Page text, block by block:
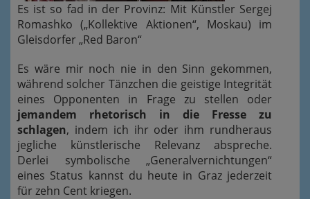
Es ist so fad in der Provinz: Mit Künstler Sergej
Romashko („Kollektive Aktionen“, Moskau) im
Gleisdorfer „Red Baron“
Es wäre mir noch nie in den Sinn gekommen,
während solcher Tänzchen die geistige Integrität
eines Opponenten in Frage zu stellen oder
jemandem rhetorisch in die Fresse zu
schlagen, indem ich ihr oder ihm rundheraus
jegliche künstlerische Relevanz abspreche.
Derlei symbolische „Generalvernichtungen“
eines Status kannst du heute in Graz jederzeit
für zehn Cent kriegen.